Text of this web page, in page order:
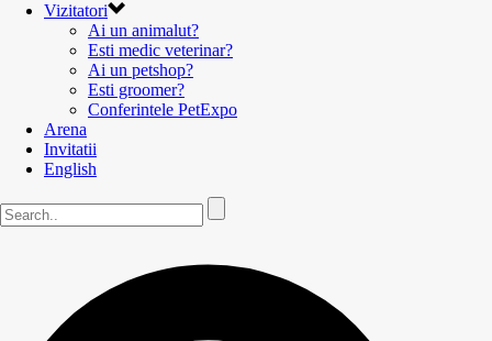
Vizitatori
Ai un animalut?
Esti medic veterinar?
Ai un petshop?
Esti groomer?
Conferintele PetExpo
Arena
Invitatii
English